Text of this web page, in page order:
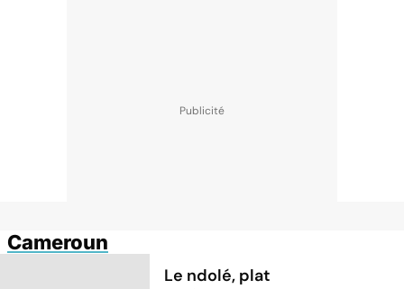
Cameroun
Le ndolé, plat